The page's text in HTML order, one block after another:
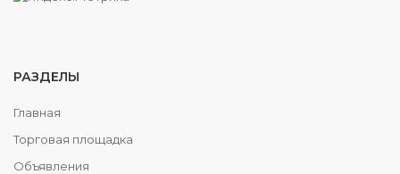
РАЗДЕЛЫ
Главная
Торговая площадка
Объявления